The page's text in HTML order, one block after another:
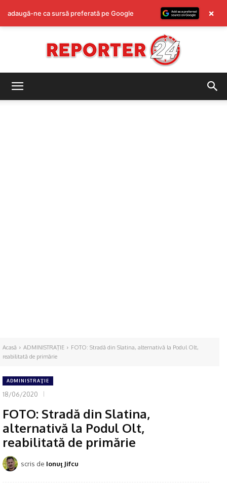
Acasă ADMINISTRAŢIE
FOTO: Stradă din Slatina, alternativă la Podul Olt,
reabilitată de primărie
ADMINISTRAŢIE
18/06/2020
FOTO: Stradă din Slatina,
alternativă la Podul Olt,
reabilitată de primărie
scris de Ionuţ Jifcu
adaugă-ne ca sursă preferată pe Google ×